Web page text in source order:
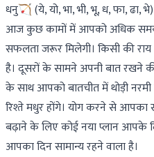
धनु🏹 (ये, यो, भा, भी, भू, ध, फा, ढा, भे)
आज कुछ कामों में आपको अधिक
सफलता जरूर मिलेगी। किसी की
है। दूसरों के सामने अपनी बात रखने
के साथ आपको बातचीत में थोड़ी
रिश्ते मधुर होंगे। योग करने से आपका
बढ़ाने के लिए कोई नया प्लान
आपका दिन सामान्य रहने वाला है।